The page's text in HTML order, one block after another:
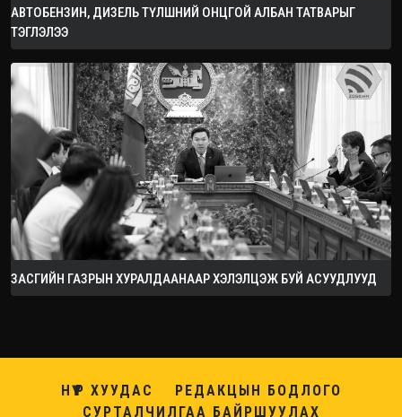
АВТОБЕНЗИН, ДИЗЕЛЬ ТҮЛШНИЙ ОНЦГОЙ АЛБАН ТАТВАРЫГ
ТЭГЛЭЛЭЭ
ЗАСГИЙН ГАЗРЫН ХУРАЛДААНААР ХЭЛЭЛЦЭЖ БУЙ АСУУДЛУУД
НҮҮР ХУУДАС
РЕДАКЦЫН БОДЛОГО
СУРТАЛЧИЛГАА БАЙРШУУЛАХ